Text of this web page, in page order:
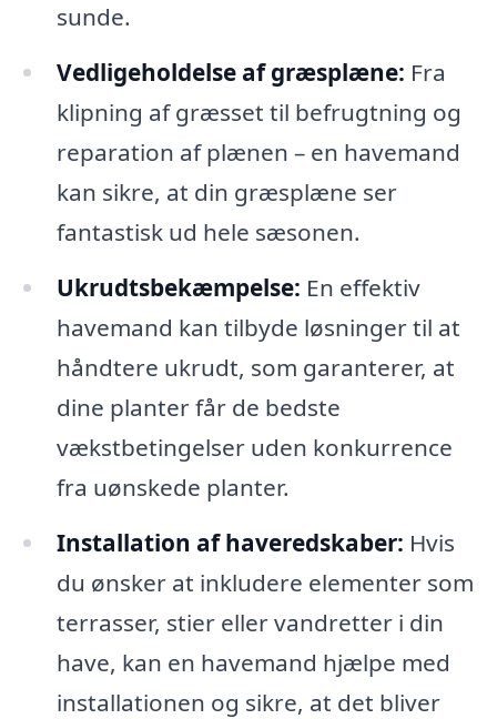
sunde.
Vedligeholdelse af græsplæne: Fra
klipning af græsset til befrugtning og
reparation af plænen – en havemand
kan sikre, at din græsplæne ser
fantastisk ud hele sæsonen.
Ukrudtsbekæmpelse: En effektiv
havemand kan tilbyde løsninger til at
håndtere ukrudt, som garanterer, at
dine planter får de bedste
vækstbetingelser uden konkurrence
fra uønskede planter.
Installation af haveredskaber: Hvis
du ønsker at inkludere elementer som
terrasser, stier eller vandretter i din
have, kan en havemand hjælpe med
installationen og sikre, at det bliver